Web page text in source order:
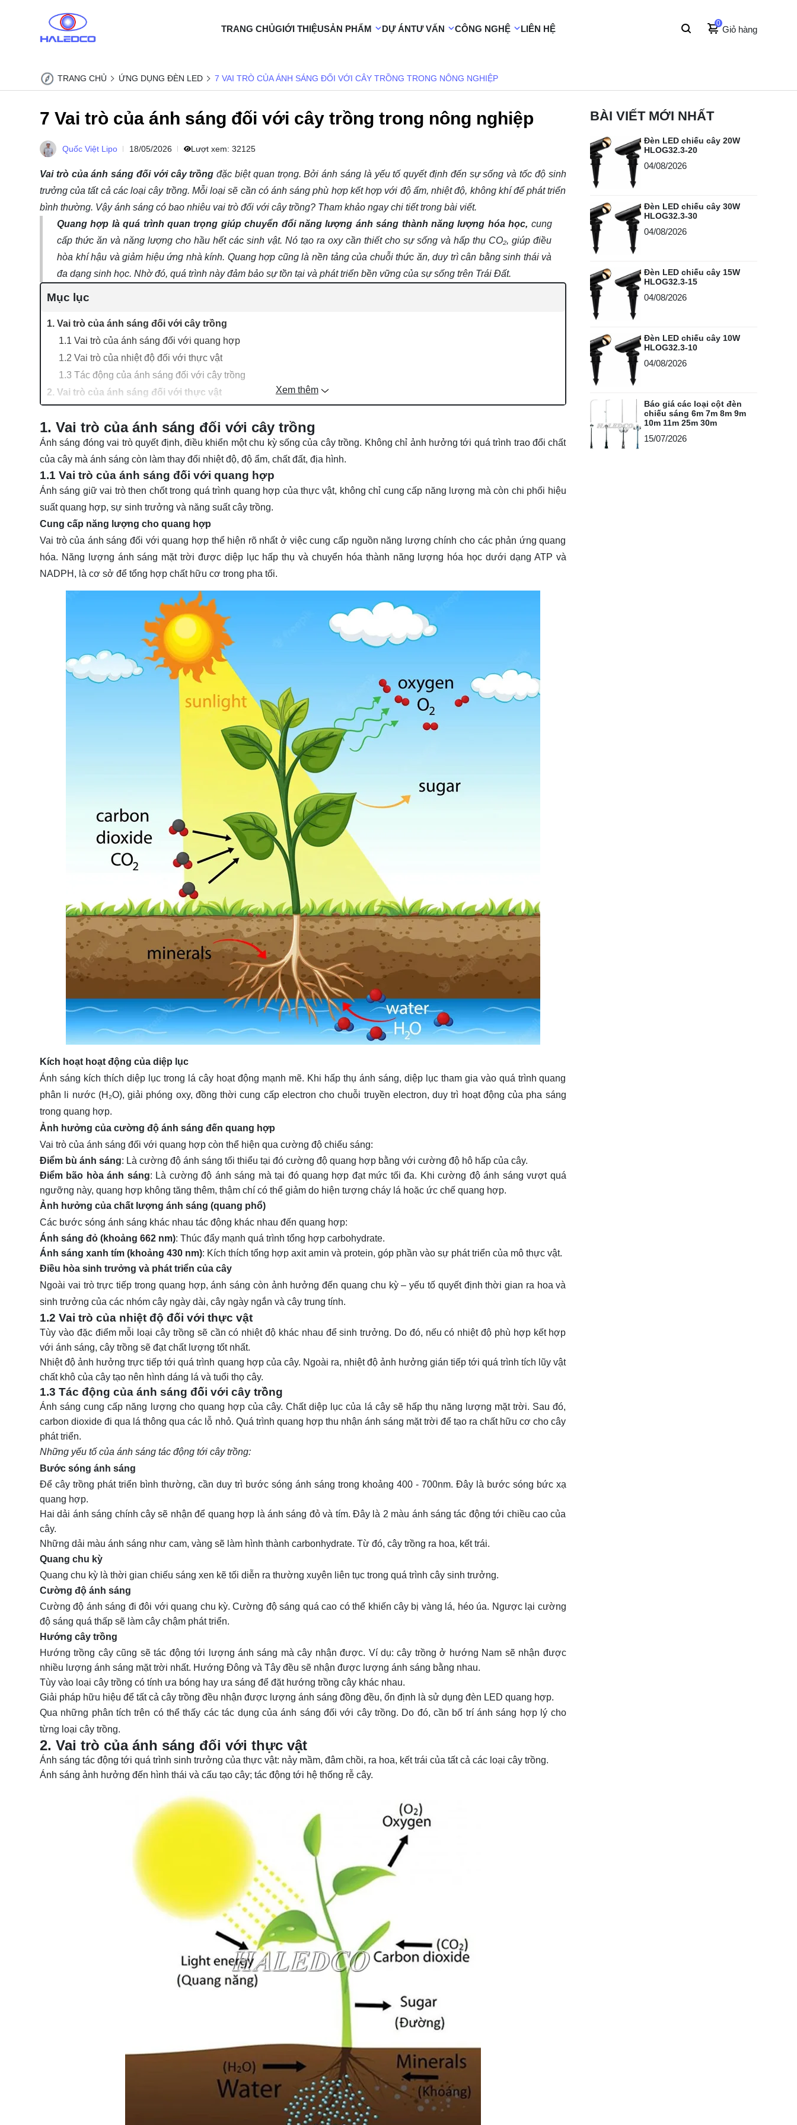
TRANG CHỦGIỚI THIỆUSẢN PHẨM DỰ ÁNTƯ VẤN CÔNG NGHỆ LIÊN HỆ
0
Giỏ hàng
TRANG CHỦ ỨNG DỤNG ĐÈN LED 7 VAI TRÒ CỦA ÁNH SÁNG ĐỐI VỚI CÂY TRỒNG TRONG NÔNG NGHIỆP
7 Vai trò của ánh sáng đối với cây trồng trong nông nghiệp
Quốc Việt Lipo 18/05/2026 Lượt xem: 32125
Vai trò của ánh sáng đối với cây trồng đặc biệt quan trọng. Bởi ánh sáng là yếu tố quyết định đến sự sống và tốc độ sinh
trưởng của tất cả các loại cây trồng. Mỗi loại sẽ cần có ánh sáng phù hợp kết hợp với độ ẩm, nhiệt độ, không khí để phát triển
bình thường. Vậy ánh sáng có bao nhiêu vai trò đối với cây trồng? Tham khảo ngay chi tiết trong bài viết.
Quang hợp là quá trình quan trọng giúp chuyển đổi năng lượng ánh sáng thành năng lượng hóa học, cung
cấp thức ăn và năng lượng cho hầu hết các sinh vật. Nó tạo ra oxy cần thiết cho sự sống và hấp thụ CO₂, giúp điều
hòa khí hậu và giảm hiệu ứng nhà kính. Quang hợp cũng là nền tảng của chuỗi thức ăn, duy trì cân bằng sinh thái và
đa dạng sinh học. Nhờ đó, quá trình này đảm bảo sự tồn tại và phát triển bền vững của sự sống trên Trái Đất.
Mục lục
1. Vai trò của ánh sáng đối với cây trồng
1.1 Vai trò của ánh sáng đối với quang hợp
1.2 Vai trò của nhiệt độ đối với thực vật
1.3 Tác động của ánh sáng đối với cây trồng
2. Vai trò của ánh sáng đối với thực vật
3.1 Cây trồng cần bao nhiêu ánh sáng là đủ?
3.2 Thực vật có thể chịu quá nhiều ánh sáng không?
3.3 Chất lượng ánh sáng cần cho cây tăng trưởng như thế nào?
3.4 Mất bao lâu để ánh sáng lan tỏa đủ cho cây trồng?
3.5 Trong trồng trọt muốn cây đủ ánh sáng ta phải làm gì?
3.6 Nêu ảnh hưởng của ánh sáng đối với cây hoa?
3.7 Thực vật cần ánh sáng để làm gì?
3.8 Vì sao ánh sáng quá mạnh sẽ làm hiệu quả quang hợp của cây xanh giảm?
3.9 Dưới ánh sáng mặt trời cây hấp thụ gì?
3.10 Ánh sáng mặt trời có ý nghĩa gì đối với sự sống?
3.11 Ánh sáng đem lại sự sống cho thực vật, thực vật lại cung cấp thức ăn, không khí sạch cho động vật và
con người. Đúng hay sai?
3.12 Vai trò của ánh sáng đối với sự sinh trưởng và phát triển của thực vật và động vật?
3.13 Thực vật cần năng lượng ánh sáng mặt trời để làm gì?
4. Các yếu tố ảnh hưởng đến vai trò của ánh sáng đối với cây trồng
4.1 Bước sóng ánh sáng
6. Tư vấn dùng đèn LED tăng quang hợp cho cây trồng
6.1 Tại sao nên dùng ánh sáng đèn LED?
6.2 Cách bố trí đèn theo mô hình cây trồng
7. Nghiên cứu về ý nghĩa của việc trồng cây dưới ánh sáng nhân tạo
8. Nêu ưu nhược điểm của trồng cây dưới ánh sáng nhân tạo
8.1 Ưu điểm trồng cây dưới ánh sáng nhân tạo
8.2 Nhược điểm của trồng cây dưới ánh sáng nhân tạo
8.3 Ví dụ về trồng cây dưới ánh sáng nhân tạo
9. Hệ thống chiếu sáng trong nông nghiệp
9.1 Hệ thống ánh sáng cho hoa cúc
9.2 Hệ thống chiếu sáng cho cây thanh long
9.3 Hệ thống ánh sáng cho nuôi cấy mô
9.4 Hệ thống ánh sáng trồng rau sạch trong nhà
10. Ứng dụng của ánh sáng trong nông nghiệp
11. Các loại đèn LED quang hợp tốt cho cây trồng
# Câu hỏi thường gặp
Câu 1: Cây thiếu ánh sáng có biểu hiện gì?
Câu 2: Vì sao ánh sáng quá mạnh sẽ làm hiệu quả quang hợp của cây xanh giảm?
Câu 3: Vai trò của ánh sáng trong sự phát triển và ra hoa của cây trồng?
Câu 4: Ánh sáng ảnh hưởng đến màu sắc và kích thước của lá cây như thế nào?
Câu 5: Tại sao ánh sáng nhân tạo có thể thay thế ánh sáng tự nhiên trong canh tác cây trồng trong nhà?
Xem thêm
1. Vai trò của ánh sáng đối với cây trồng
Ánh sáng đóng vai trò quyết định, điều khiển một chu kỳ sống của cây trồng. Không chỉ ảnh hưởng tới quá trình trao đổi chất
của cây mà ánh sáng còn làm thay đổi nhiệt độ, độ ẩm, chất đất, địa hình.
1.1 Vai trò của ánh sáng đối với quang hợp
Ánh sáng giữ vai trò then chốt trong quá trình quang hợp của thực vật, không chỉ cung cấp năng lượng mà còn chi phối hiệu
suất quang hợp, sự sinh trưởng và năng suất cây trồng.
Cung cấp năng lượng cho quang hợp
Vai trò của ánh sáng đối với quang hợp thể hiện rõ nhất ở việc cung cấp nguồn năng lượng chính cho các phản ứng quang
hóa. Năng lượng ánh sáng mặt trời được diệp lục hấp thụ và chuyển hóa thành năng lượng hóa học dưới dạng ATP và
NADPH, là cơ sở để tổng hợp chất hữu cơ trong pha tối.
Kích hoạt hoạt động của diệp lục
Ánh sáng kích thích diệp lục trong lá cây hoạt động mạnh mẽ. Khi hấp thụ ánh sáng, diệp lục tham gia vào quá trình quang
phân li nước (H₂O), giải phóng oxy, đồng thời cung cấp electron cho chuỗi truyền electron, duy trì hoạt động của pha sáng
trong quang hợp.
Ảnh hưởng của cường độ ánh sáng đến quang hợp
Vai trò của ánh sáng đối với quang hợp còn thể hiện qua cường độ chiếu sáng:
Điểm bù ánh sáng: Là cường độ ánh sáng tối thiểu tại đó cường độ quang hợp bằng với cường độ hô hấp của cây.
Điểm bão hòa ánh sáng: Là cường độ ánh sáng mà tại đó quang hợp đạt mức tối đa. Khi cường độ ánh sáng vượt quá
ngưỡng này, quang hợp không tăng thêm, thậm chí có thể giảm do hiện tượng cháy lá hoặc ức chế quang hợp.
Ảnh hưởng của chất lượng ánh sáng (quang phổ)
Các bước sóng ánh sáng khác nhau tác động khác nhau đến quang hợp:
Ánh sáng đỏ (khoảng 662 nm): Thúc đẩy mạnh quá trình tổng hợp carbohydrate.
Ánh sáng xanh tím (khoảng 430 nm): Kích thích tổng hợp axit amin và protein, góp phần vào sự phát triển của mô thực vật.
Điều hòa sinh trưởng và phát triển của cây
Ngoài vai trò trực tiếp trong quang hợp, ánh sáng còn ảnh hưởng đến quang chu kỳ – yếu tố quyết định thời gian ra hoa và
sinh trưởng của các nhóm cây ngày dài, cây ngày ngắn và cây trung tính.
1.2 Vai trò của nhiệt độ đối với thực vật
Tùy vào đặc điểm mỗi loại cây trồng sẽ cần có nhiệt độ khác nhau để sinh trưởng. Do đó, nếu có nhiệt độ phù hợp kết hợp
với ánh sáng, cây trồng sẽ đạt chất lượng tốt nhất.
Nhiệt độ ảnh hưởng trực tiếp tới quá trình quang hợp của cây. Ngoài ra, nhiệt độ ảnh hưởng gián tiếp tới quá trình tích lũy vật
chất khô của cây tạo nên hình dáng lá và tuổi thọ cây.
1.3 Tác động của ánh sáng đối với cây trồng
Ánh sáng cung cấp năng lượng cho quang hợp của cây. Chất diệp lục của lá cây sẽ hấp thụ năng lượng mặt trời. Sau đó,
carbon dioxide đi qua lá thông qua các lỗ nhỏ. Quá trình quang hợp thu nhận ánh sáng mặt trời để tạo ra chất hữu cơ cho cây
phát triển.
Những yếu tố của ánh sáng tác động tới cây trồng:
Bước sóng ánh sáng
Để cây trồng phát triển bình thường, cần duy trì bước sóng ánh sáng trong khoảng 400 - 700nm. Đây là bước sóng bức xạ
quang hợp.
Hai dải ánh sáng chính cây sẽ nhận để quang hợp là ánh sáng đỏ và tím. Đây là 2 màu ánh sáng tác động tới chiều cao của
cây.
Những dải màu ánh sáng như cam, vàng sẽ làm hình thành carbonhydrate. Từ đó, cây trồng ra hoa, kết trái.
Quang chu kỳ
Quang chu kỳ là thời gian chiếu sáng xen kẽ tối diễn ra thường xuyên liên tục trong quá trình cây sinh trưởng.
Cường độ ánh sáng
Cường độ ánh sáng đi đôi với quang chu kỳ. Cường độ sáng quá cao có thể khiến cây bị vàng lá, héo úa. Ngược lại cường
độ sáng quá thấp sẽ làm cây chậm phát triển.
Hướng cây trồng
Hướng trồng cây cũng sẽ tác động tới lượng ánh sáng mà cây nhận được. Ví dụ: cây trồng ở hướng Nam sẽ nhận được
nhiều lượng ánh sáng mặt trời nhất. Hướng Đông và Tây đều sẽ nhận được lượng ánh sáng bằng nhau.
Tùy vào loại cây trồng có tính ưa bóng hay ưa sáng để đặt hướng trồng cây khác nhau.
Giải pháp hữu hiệu để tất cả cây trồng đều nhận được lượng ánh sáng đồng đều, ổn định là sử dụng đèn LED quang hợp.
Qua những phân tích trên có thể thấy các tác dụng của ánh sáng đối với cây trồng. Do đó, cần bố trí ánh sáng hợp lý cho
từng loại cây trồng.
2. Vai trò của ánh sáng đối với thực vật
Ánh sáng tác động tới quá trình sinh trưởng của thực vật: nảy mầm, đâm chồi, ra hoa, kết trái của tất cả các loại cây trồng.
Ánh sáng ảnh hưởng đến hình thái và cấu tạo cây; tác động tới hệ thống rễ cây.
BÀI VIẾT MỚI NHẤT
Đèn LED chiếu cây 20W
HLOG32.3-20
04/08/2026
Đèn LED chiếu cây 30W
HLOG32.3-30
04/08/2026
Đèn LED chiếu cây 15W
HLOG32.3-15
04/08/2026
Đèn LED chiếu cây 10W
HLOG32.3-10
04/08/2026
Báo giá các loại cột đèn
chiếu sáng 6m 7m 8m 9m
10m 11m 25m 30m
15/07/2026